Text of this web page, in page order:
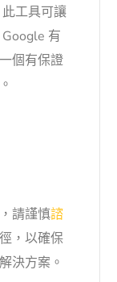
工具可讓
有
個有保證
請謹慎諮
，以確保
決方案。